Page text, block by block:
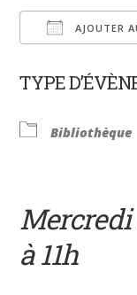
AJOUTER
TYPE
Bibliothèque
Mercredi
à 11h